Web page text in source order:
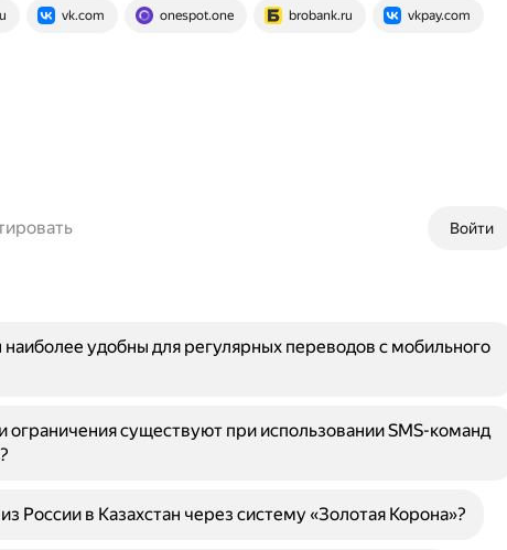
vk.com onespot.one brobank.ru vkpay.com
Войти
удобны для регулярных переводов с мобильного
ограничения существуют при использовании SMS-команд
России в Казахстан через систему «Золотая Корона»?